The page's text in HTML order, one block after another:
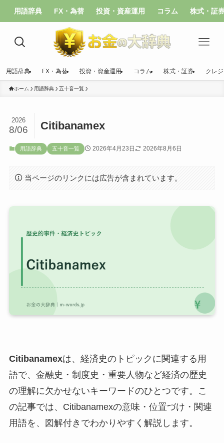
用語辞典 FX・為替 投資・資産運用 コラム 株式・証
用語辞典 FX・為替 投資・資産運用 コラム 株式・証券 クレ
ホーム 用語辞典 五十音一覧
Citibanamex
2026
8/06
用語辞典 五十音一覧 2026年4月23日 2026年8月6日
当ページのリンクには広告が含まれています。
Citibanamexは、経済史のトピックに関連する用
語で、金融史・制度史・重要人物など経済の歴史
の理解に欠かせないキーワードのひとつです。こ
の記事では、Citibanamexの意味・位置づけ・関連
用語を、図解付きでわかりやすく解説します。